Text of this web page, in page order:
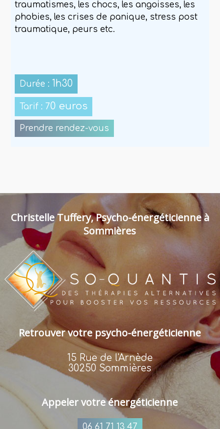
traumatismes, les chocs, les angoisses, les
phobies, les crises de panique, stress post
traumatique, peurs etc.
Durée : 1h30
Tarif : 70 euros
Prendre rendez-vous
Christelle Tuffery, Psycho-énergéticienne à
Sommières
Retrouver votre psycho-énergéticienne
15 Rue de l'Arnède
30250 Sommières
Appeler votre énergéticienne
06 61 71 13 47